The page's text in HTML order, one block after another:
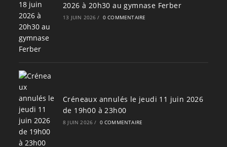
2026 à 20h30 au gymnase Ferber
13 JUIN 2026 / 0 COMMENTAIRE
Créneaux annulés le jeudi 11 juin 2026
de 19h00 à 23h00
8 JUIN 2026 / 0 COMMENTAIRE